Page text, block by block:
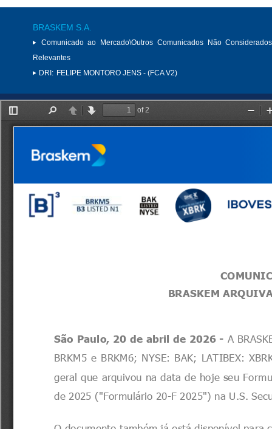
BRASKEM S.A.
Comunicado ao Mercado\Outros Comunicados Não
Relevantes
DRI: FELIPE MONTORO JENS - (FCA V2)